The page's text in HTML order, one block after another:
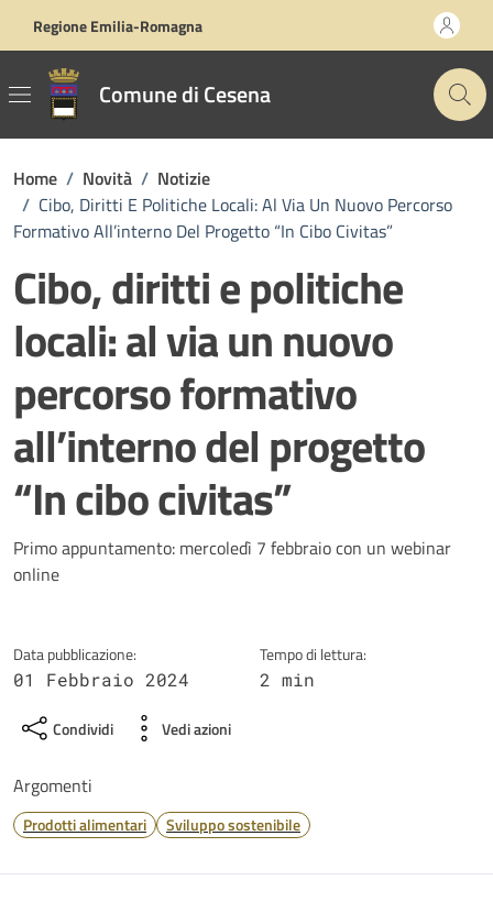
Regione Emilia-Romagna
Comune di Cesena
Home / Novità / Notizie
/ Cibo, Diritti E Politiche Locali: Al Via Un Nuovo Percorso
Formativo All’interno Del Progetto “In Cibo Civitas”
Cibo, diritti e politiche
locali: al via un nuovo
percorso formativo
all’interno del progetto
“In cibo civitas”
Dettagli della notizia
Primo appuntamento: mercoledì 7 febbraio con un webinar
online
Data pubblicazione:
01 Febbraio 2024
Tempo di lettura:
2 min
Condividi Vedi azioni
Argomenti
Prodotti alimentari Sviluppo sostenibile